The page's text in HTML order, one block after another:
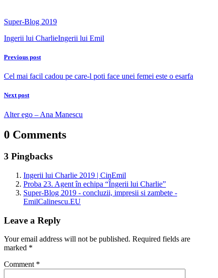
Super-Blog 2019
Ingerii lui CharlieIngerii lui Emil
Previous post
Cel mai facil cadou pe care-l poti face unei femei este o esarfa
Next post
Alter ego – Ana Manescu
0 Comments
3 Pingbacks
Ingerii lui Charlie 2019 | CinEmil
Proba 23. Agent în echipa “Îngerii lui Charlie”
Super-Blog 2019 - concluzii, impresii si zambete -
EmilCalinescu.EU
Leave a Reply
Your email address will not be published. Required fields are
marked *
Comment *